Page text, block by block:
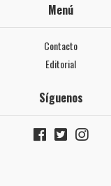
Menú
Contacto
Editorial
Síguenos